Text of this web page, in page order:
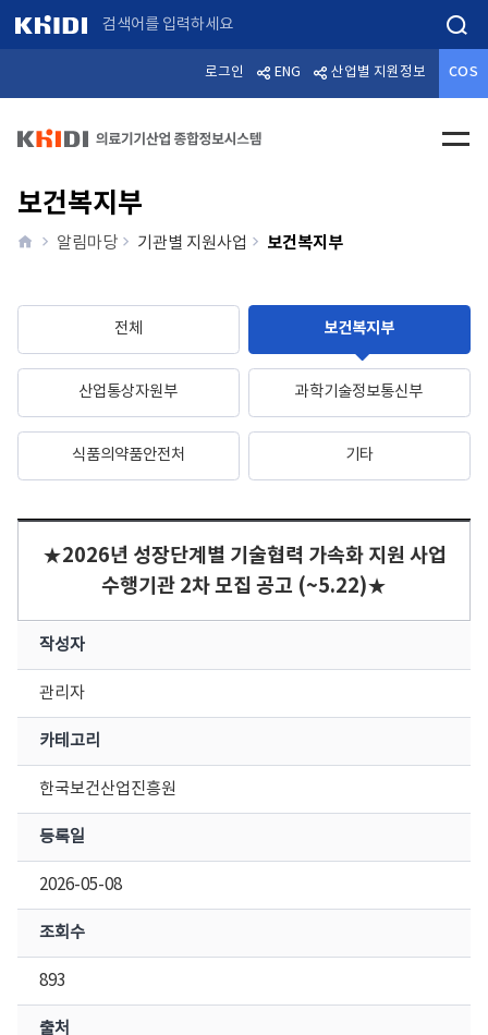
로그인 ENG 산업별 지원정보 COS
전체메
보건복지부
home알림마당 기관별 지원사업 보건복지부
전체 보건복지부
산업통상자원부 과학기술정보통신부
식품의약품안전처 기타
★2026년 성장단계별 기술협력 가속화 지원 사업
수행기관 2차 모집 공고 (~5.22)★
작성자
관리자
카테고리
한국보건산업진흥원
등록일
2026-05-08
조회수
893
출처